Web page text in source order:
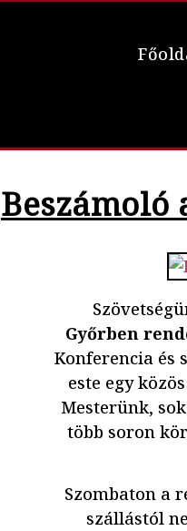
Győrben
Konferencia és
este egy
Mesterünk,
több soron
Szombaton a
szállástól